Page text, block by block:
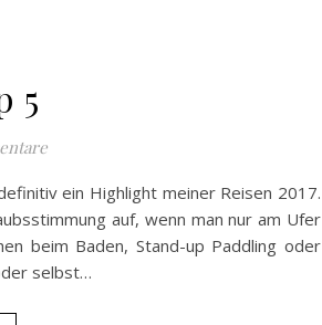
5
ein Highlight meiner Reisen 2017.
auf, wenn man nur am Ufer
beim Baden, Stand-up Paddling oder
selbst…